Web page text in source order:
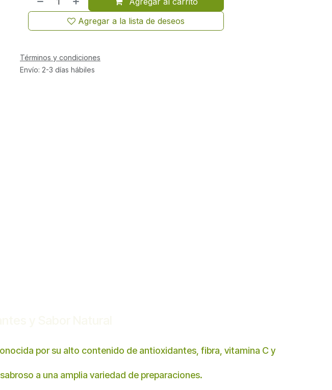
Agregar a la lista de deseos
Términos y condiciones
Envío: 2-3 días hábiles
por su alto contenido de antioxidantes, fibra, vitamina C y
a una amplia variedad de preparaciones.